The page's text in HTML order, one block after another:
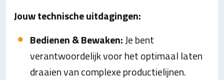
Jouw technische uitdagingen:
Bedienen & Bewaken:Je bent
verantwoordelijk voor het optimaal laten
draaien van complexe productielijnen.